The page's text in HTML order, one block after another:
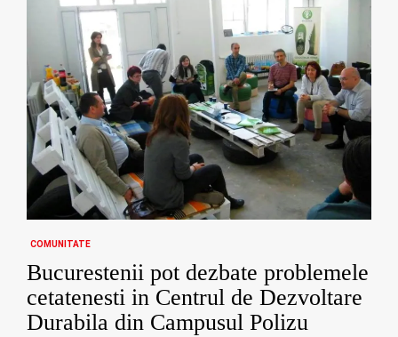
COMUNITATE
Bucurestenii pot dezbate problemele
cetatenesti in Centrul de Dezvoltare
Durabila din Campusul Polizu